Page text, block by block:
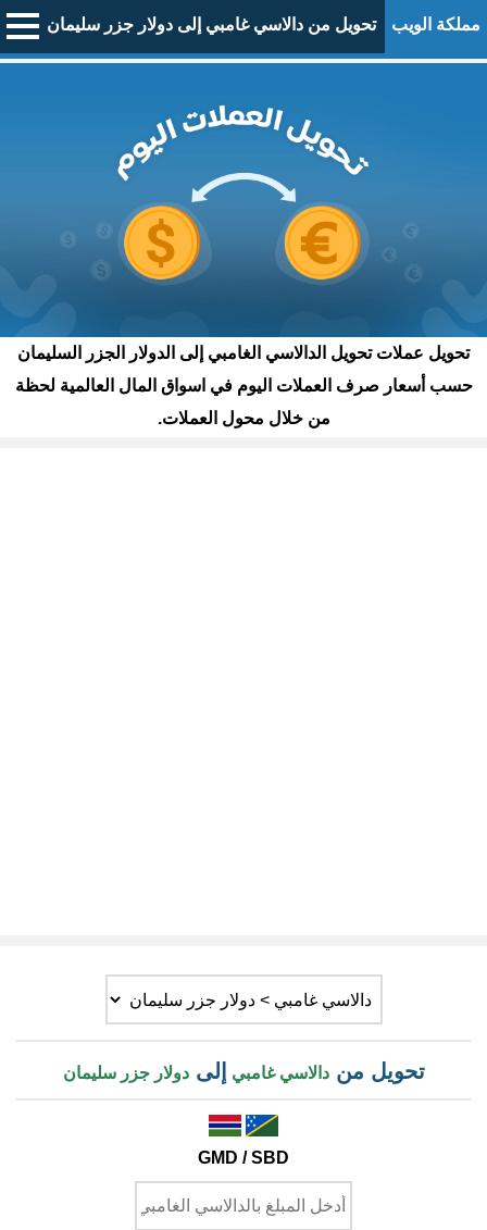
مملكة الويب تحويل من دالاسي غامبي إلى دولار جزر سليمان
تحويل عملات تحويل الدالاسي الغامبي إلى الدولار الجزر السليمان
حسب أسعار صرف العملات اليوم في اسواق المال العالمية لحظة
من خلال محول العملات.
تحويل مندالاسي غامبي إلىدولار جزر سليمان
GMD / SBD